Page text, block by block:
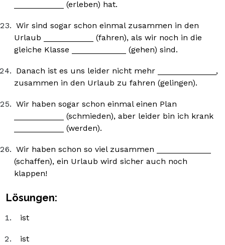
___________ (erleben) hat.
Wir sind sogar schon einmal zusammen in den
Urlaub ___________ (fahren), als wir noch in die
gleiche Klasse ____________ (gehen) sind.
Danach ist es uns leider nicht mehr _____________,
zusammen in den Urlaub zu fahren (gelingen).
Wir haben sogar schon einmal einen Plan
___________ (schmieden), aber leider bin ich krank
___________ (werden).
Wir haben schon so viel zusammen ____________
(schaffen), ein Urlaub wird sicher auch noch
klappen!
Lösungen:
ist
ist